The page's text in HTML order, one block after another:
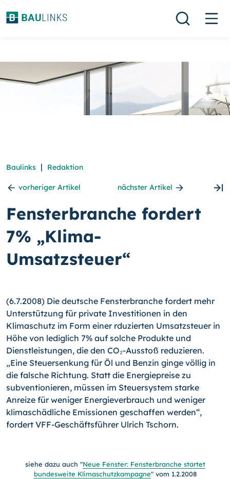
Baulinks | Redaktion
vorheriger Artikel nächster Artikel
Fensterbranche fordert
7% „Klima-
Umsatzsteuer“
(6.7.2008) Die deutsche Fensterbranche fordert mehr
Unterstützung für private Investitionen in den
Klimaschutz im Form einer rduzierten Umsatzsteuer in
Höhe von lediglich 7% auf solche Produkte und
Dienstleistungen, die den CO₂-Ausstoß reduzieren.
„Eine Steuersenkung für Öl und Benzin ginge völlig in
die falsche Richtung. Statt die Energiepreise zu
subventionieren, müssen im Steuersystem starke
Anreize für weniger Energieverbrauch und weniger
klimaschädliche Emissionen geschaffen werden“,
fordert VFF-Geschäftsführer Ulrich Tschorn.
siehe dazu auch "Neue Fenster: Fensterbranche startet
bundesweite Klimaschutzkampagne" vom 1.2.2008